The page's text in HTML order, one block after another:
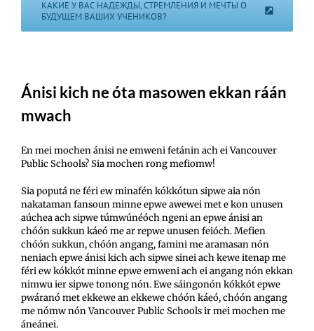
КАКИЕ У ВАС НАДЕЖДЫ, СТРЕМЛЕНИЯ И МЕЧТЫ О
БУДУЩЕМ ВАШИХ УЧЕНИКОВ?
Ánisi kich ne óta masowen ekkan ráán
mwach
En mei mochen ánisi ne emweni fetánin ach ei Vancouver
Public Schools? Sia mochen rong mefiomw!
Sia poputá ne féri ew minafén kókkótun sipwe aia nón
nakataman fansoun minne epwe awewei met e kon unusen
aúchea ach sipwe túmwúnéóch ngeni an epwe ánisi an
chóón sukkun káeó me ar repwe unusen feióch. Mefien
chóón sukkun, chóón angang, famini me aramasan nón
neniach epwe ánisi kich ach sipwe sinei ach kewe itenap me
féri ew kókkót minne epwe emweni ach ei angang nón ekkan
nimwu ier sipwe tonong nón. Ewe sáingonón kókkót epwe
pwáranó met ekkewe an ekkewe chóón káeó, chóón angang
me nómw nón Vancouver Public Schools ir mei mochen me
áneánei.